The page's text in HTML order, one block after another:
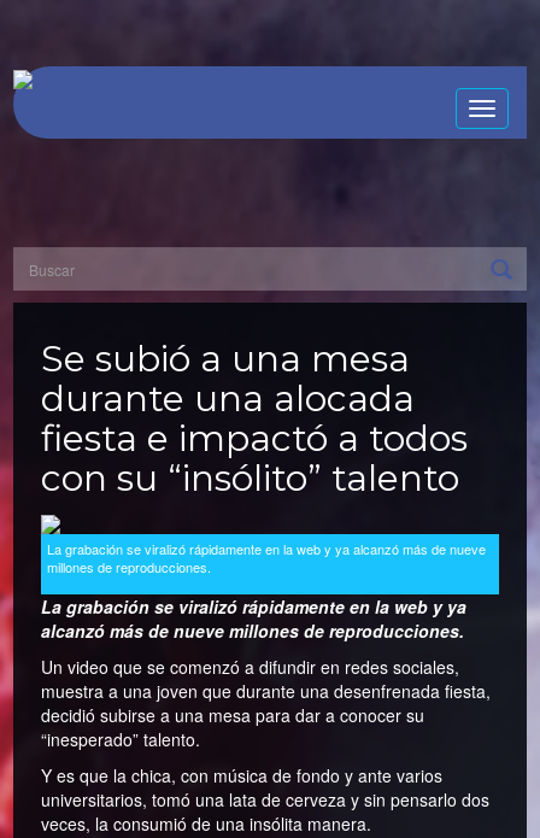
Toggle
Se subió a una mesa
durante una alocada
fiesta e impactó a todos
con su “insólito” talento
La grabación se viralizó rápidamente en la web y ya alcanzó más de nueve
millones de reproducciones.
La grabación se viralizó rápidamente en la web y ya
alcanzó más de nueve millones de reproducciones.
Un video que se comenzó a difundir en redes sociales,
muestra a una joven que durante una desenfrenada fiesta,
decidió subirse a una mesa para dar a conocer su
“inesperado” talento.
Y es que la chica, con música de fondo y ante varios
universitarios, tomó una lata de cerveza y sin pensarlo dos
veces, la consumió de una insólita manera.